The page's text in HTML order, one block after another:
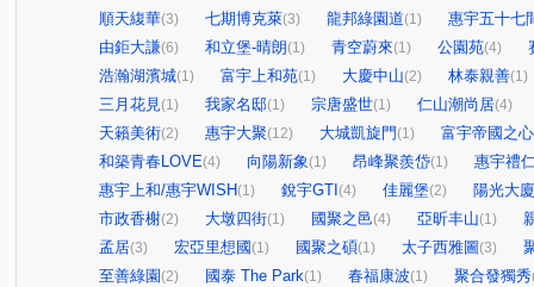
順天緮華(3) 七期博克萊(3) 龍邦綠園道(1)
惠宇五十七
由鉅大謙(6) 和立堡-晴朗(1) 青空蔚來(1) 公園苑(4)
浩瀚湖濱城(1) 富宇上和苑(1) 大慶中山(2) 林泰親善(1)
三月花見(1) 我家名邸(1) 宗唐盛世(1) 仁山潮尚居(4)
天籟美術(2) 惠宇大聚(12) 大城凱旋門 (1)
富宇帝國之心
和築青春LOVE(4) 向陽新象(1) 昂峰聚羨岱(1)
惠宇禮
惠宇上和/惠宇WISH(1) 銳宇GTI (4) 佳麗堡(2)
陽光大廈
市政香榭(2) 大墩四街(1) 國聚之邑(4) 亞昕丰山(1)
孟居(3) 宏亞里想國 (1) 國聚之碩(1) 太子西雅圖 (3)
至善綠園 (2) 國泰 The Park(1) 春福康波(1) 聚合發獨秀